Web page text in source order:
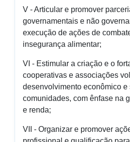
V - Articular e promover
governamentais e não
execução de ações de
insegurança alimentar;
VI - Estimular a criação e o
cooperativas e associações
desenvolvimento econômico e
comunidades, com ênfase na
e renda;
VII - Organizar e promover